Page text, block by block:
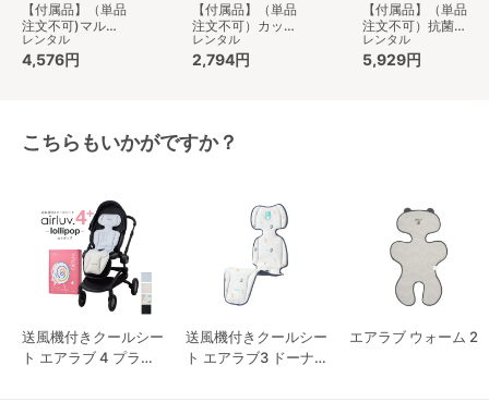
【付属品】（単品
注文不可)マルチ
レインカバー 両
対面用 ピジョン
レンタル
4,576円
【付属品】（単品
注文不可）カップ
ホルダーアタッチ
メント付き ベビ
レンタル
2,794円
【付属品】（単品
注文不可）抗菌・
抗ウイルス加工
ベビーカーカバー
レンタル
5,929円
こちらもいかがですか？
送風機付きクールシー
ト エアラブ 4 プラス
送風機付きクールシー
ト エアラブ3 ドーナ
エアラブ ウォーム 2